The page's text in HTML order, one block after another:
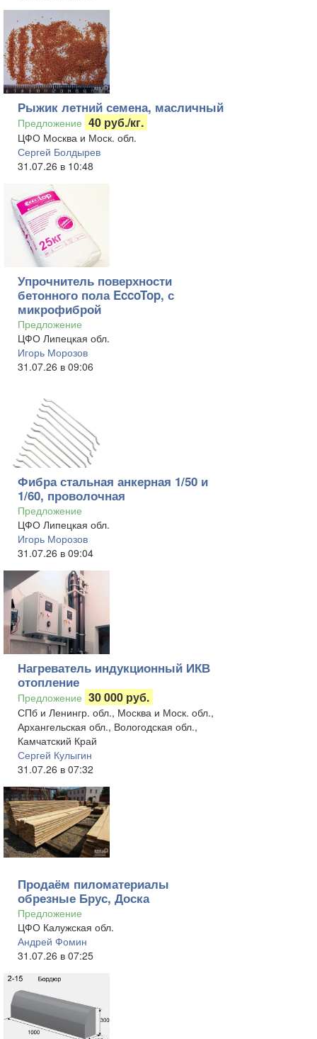
Рыжик летний семена, масличный
Предложение 40 руб./кг.
ЦФО Москва и Моск. обл.
Сергей Болдырев
31.07.26 в 10:48
Упрочнитель поверхности
бетонного пола EccoTop, с
микрофиброй
Предложение
ЦФО Липецкая обл.
Игорь Морозов
31.07.26 в 09:06
Фибра стальная анкерная 1/50 и
1/60, проволочная
Предложение
ЦФО Липецкая обл.
Игорь Морозов
31.07.26 в 09:04
Нагреватель индукционный ИКВ
отопление
Предложение 30 000 руб.
СПб и Ленингр. обл., Москва и Моск. обл.,
Архангельская обл., Вологодская обл.,
Камчатский Край
Сергей Кулыгин
31.07.26 в 07:32
Продаём пиломатериалы
обрезные Брус, Доска
Предложение
ЦФО Калужская обл.
Андрей Фомин
31.07.26 в 07:25